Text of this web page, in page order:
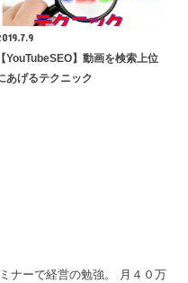
【YouTubeSEO】動画を検索上位
あげるテクニック
ナーで経営の勉強。 月４０万